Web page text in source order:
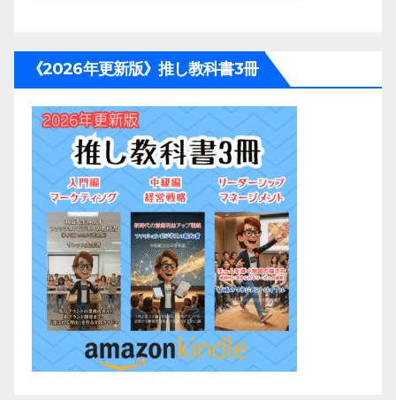
《2026年更新版》推し教科書3冊